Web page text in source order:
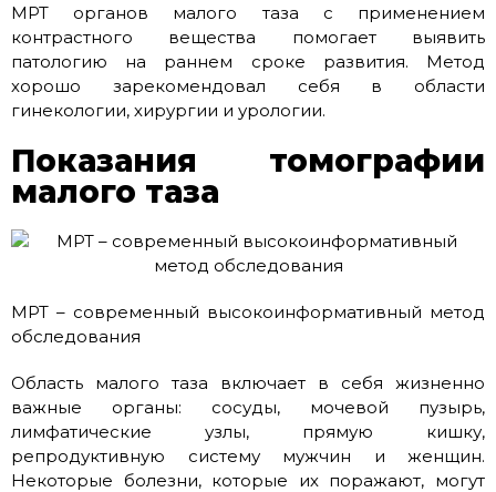
МРТ органов малого таза с применением
контрастного вещества помогает выявить
патологию на раннем сроке развития. Метод
хорошо зарекомендовал себя в области
гинекологии, хирургии и урологии.
Показания томографии
малого таза
МРТ – современный высокоинформативный метод
обследования
Область малого таза включает в себя жизненно
важные органы: сосуды, мочевой пузырь,
лимфатические узлы, прямую кишку,
репродуктивную систему мужчин и женщин.
Некоторые болезни, которые их поражают, могут